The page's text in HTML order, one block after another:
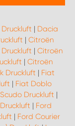
| Dacia
| Citroën
| Citroën
| Citroën
Druckluft | Fiat
| Fiat Doblo
Druckluft |
| Ford
| Ford Courier